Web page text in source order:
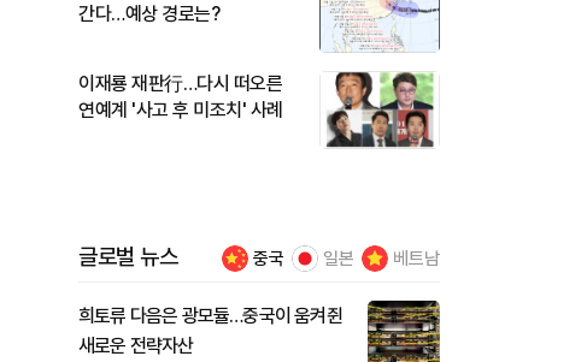
간다…예상 경로는?
이재룡 재판行…다시 떠오른
연예계 '사고 후 미조치' 사례
글로벌 뉴스 중국 일본 베트남
희토류 다음은 광모듈…중국이 움켜쥔
새로운 전략자산